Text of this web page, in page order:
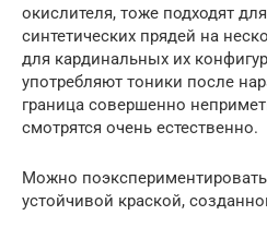
окислителя, тоже подходят
синтетических прядей на
для кардинальных их
употребляют тоники после
граница совершенно
смотрятся очень естественно.
Можно
устойчивой краской,